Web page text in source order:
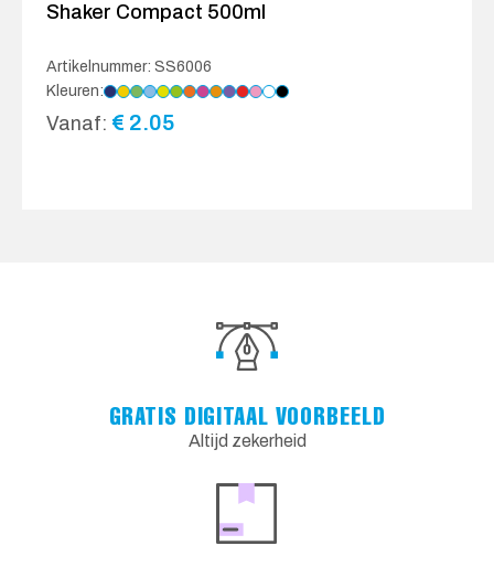
Shaker Compact 500ml
Artikelnummer: SS6006
Kleuren:
Vanaf: € 2.05
GRATIS DIGITAAL VOORBEELD
Altijd zekerheid